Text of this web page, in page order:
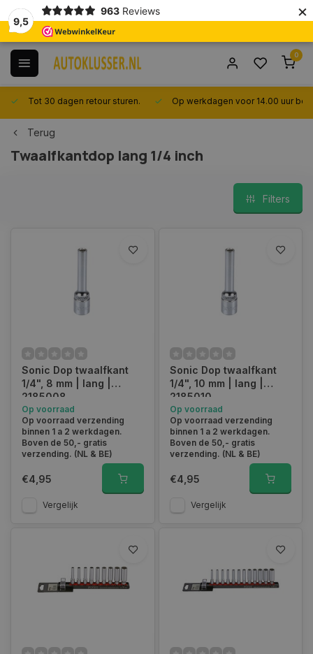
9,5
963 Reviews ×
0
Tot 30 dagen retour sturen. Op werkdagen voor 14.00 uur
Terug
Twaalfkantdop lang 1/4 inch
Filters
Sonic Dop twaalfkant
1/4", 8 mm | lang |
2185008
Op voorraad
Op voorraad verzending
binnen 1 a 2 werkdagen.
Boven de 50,- gratis
verzending. (NL & BE)
€4,95
Vergelijk
Sonic Dop twaalfkant
1/4", 10 mm | lang |
2185010
Op voorraad
Op voorraad verzending
binnen 1 a 2 werkdagen.
Boven de 50,- gratis
verzending. (NL & BE)
€4,95
Vergelijk